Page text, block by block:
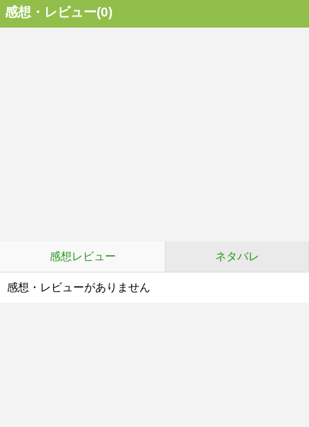
感想・レビュー(0)
感想レビュー ネタバレ
感想・レビューがありません